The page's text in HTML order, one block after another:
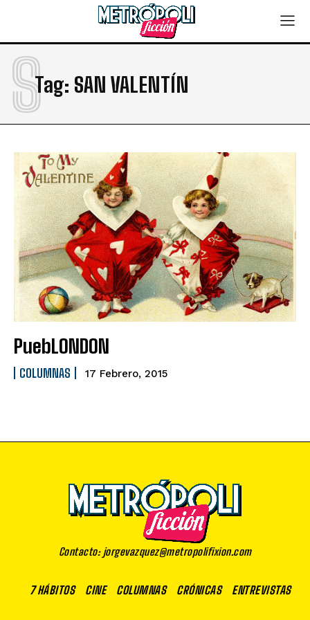
Tag: SAN VALENTÍN
S
PuebLONDON
COLUMNAS 17 Febrero, 2015
Contacto: jorgevazquez@metropolifixion.com
7 HÁBITOS CINE COLUMNAS CRÓNICAS ENTREVISTAS